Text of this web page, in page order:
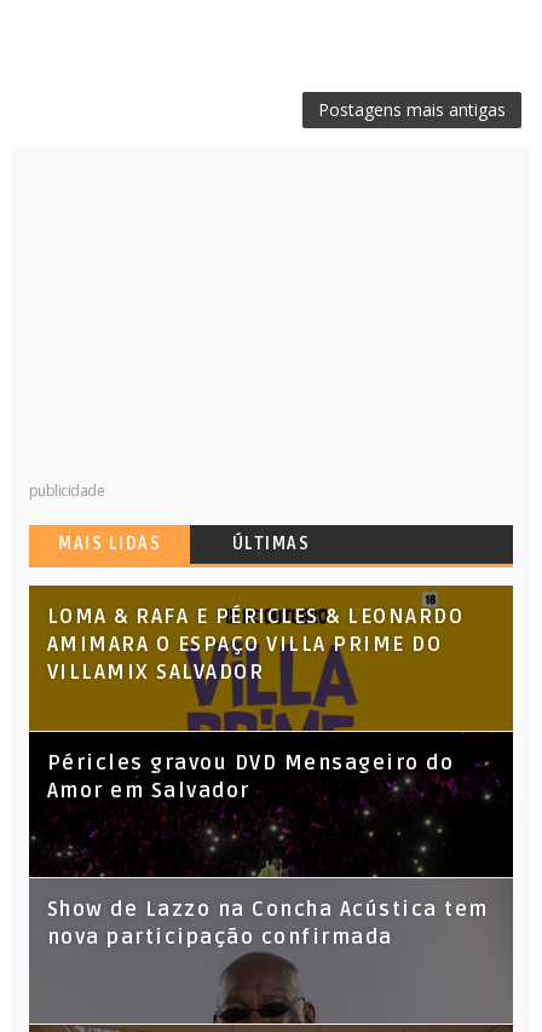
Postagens mais antigas
publicidade
MAIS LIDAS ÚLTIMAS
LOMA & RAFA E PÉRICLES & LEONARDO
AMIMARA O ESPAÇO VILLA PRIME DO
VILLAMIX SALVADOR
Péricles gravou DVD Mensageiro do
Amor em Salvador
Show de Lazzo na Concha Acústica tem
nova participação confirmada